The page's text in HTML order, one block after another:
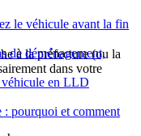
à la préfecture (ou la
dans votre
le véhicule avant la fin
de déménagement,
véhicule en LLD
: pourquoi et comment